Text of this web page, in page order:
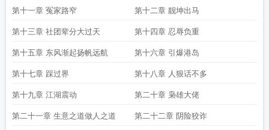
第十一章 冤家路窄 第十二章 靓坤出马
第十三章 社团辈分大过天 第十四章 忍辱负重
第十五章 东风渐起扬帆远航 第十六章 引爆港岛
第十七章 踩过界 第十八章 人狠话不多
第十九章 江湖震动 第二十章 枭雄大佬
第二十一章 生意之道做人之道 第二十二章 阴险狡诈